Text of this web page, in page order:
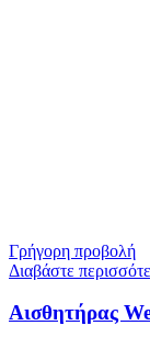
Γρήγορη προβολή
Διαβάστε
Αισθητήρας